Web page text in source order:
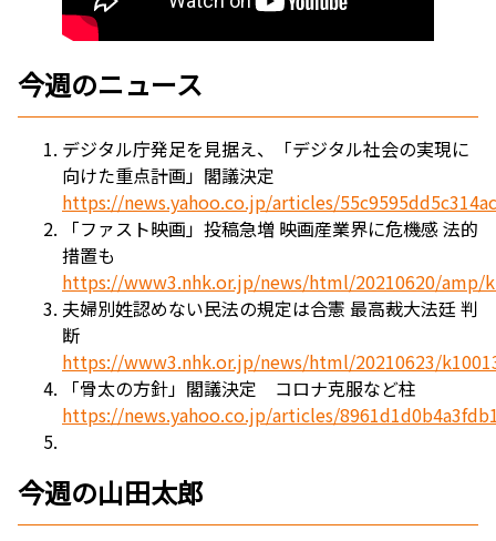
今週のニュース
デジタル庁発足を見据え、「デジタル社会の実現に
向けた重点計画」閣議決定
https://news.yahoo.co.jp/articles/
「ファスト映画」投稿急増 映画産業界に危機感 法的
措置も
https://www3.nhk.or.jp/news/html/20210620/amp/
夫婦別姓認めない民法の規定は合憲 最高裁大法廷 判
断
https://www3.nhk.or.jp/news/html/20210623/
「骨太の方針」閣議決定 コロナ克服など柱
https://news.yahoo.co.jp/articles/
今週の山田太郎